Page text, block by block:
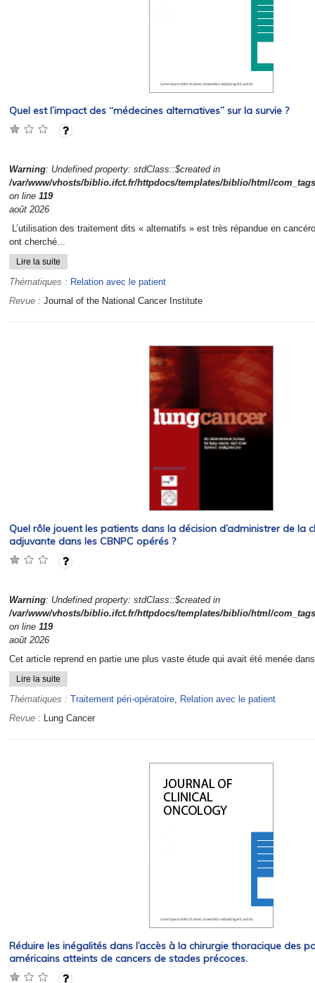
Quel est l’impact des “médecines alternatives” sur la survie ?
Warning: Undefined property: stdClass::$created in
/var/www/vhosts/biblio.ifct.fr/httpdocs/templates/biblio/html/
on line 119
août 2026
L’utilisation des traitement dits « alternatifs » est très répandue en
ont cherché...
Lire la suite
Thématiques : Relation avec le patient
Revue : Journal of the National Cancer Institute
Quel rôle jouent les patients dans la décision d’administrer de la
adjuvante dans les CBNPC opérés ?
Warning: Undefined property: stdClass::$created in
/var/www/vhosts/biblio.ifct.fr/httpdocs/templates/biblio/html/
on line 119
août 2026
Cet article reprend en partie une plus vaste étude qui avait été menée
Lire la suite
Thématiques : Traitement péri-opératoire, Relation avec le patient
Revue : Lung Cancer
Réduire les inégalités dans l’accès à la chirurgie thoracique des
américains atteints de cancers de stades précoces.